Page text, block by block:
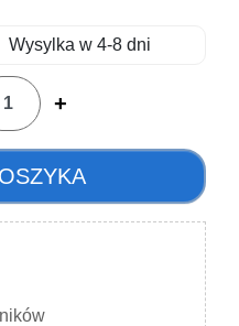
Wysylka w 4-8 dni
+